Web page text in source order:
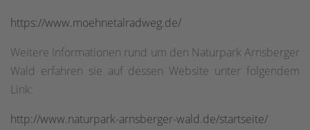
https://www.moehnetalradweg.de/
Weitere Informationen rund um den Naturpark Arnsberger
Wald erfahren sie auf dessen Website unter folgendem
Link:
http://www.naturpark-arnsberger-wald.de/startseite/